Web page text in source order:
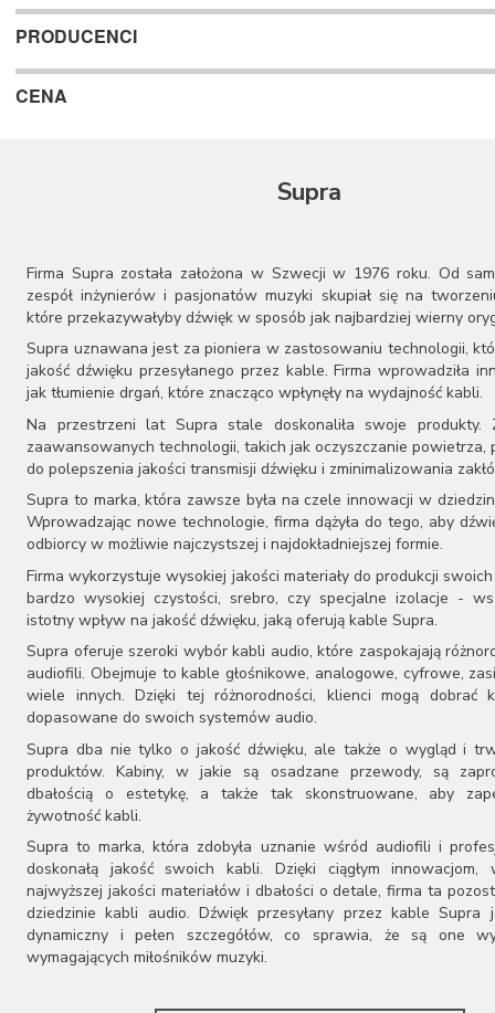
PRODUCENCI
CENA
Supra
Firma Supra została założona w Szwecji w 1976 roku. Od
zespół inżynierów i pasjonatów muzyki skupiał się na
które przekazywałyby dźwięk w sposób jak najbardziej wierny
Supra uznawana jest za pioniera w zastosowaniu technologii,
jakość dźwięku przesyłanego przez kable. Firma wprowadziła
jak tłumienie drgań, które znacząco wpłynęły na wydajność kabli.
Na przestrzeni lat Supra stale doskonaliła swoje produkty.
zaawansowanych technologii, takich jak oczyszczanie powietrza,
do polepszenia jakości transmisji dźwięku i zminimalizowania
Supra to marka, która zawsze była na czele innowacji w
Wprowadzając nowe technologie, firma dążyła do tego, aby
odbiorcy w możliwie najczystszej i najdokładniejszej formie.
Firma wykorzystuje wysokiej jakości materiały do produkcji
bardzo wysokiej czystości, srebro, czy specjalne izolacje -
istotny wpływ na jakość dźwięku, jaką oferują kable Supra.
Supra oferuje szeroki wybór kabli audio, które zaspokajają
audiofili. Obejmuje to kable głośnikowe, analogowe, cyfrowe,
wiele innych. Dzięki tej różnorodności, klienci mogą dobrać
dopasowane do swoich systemów audio.
Supra dba nie tylko o jakość dźwięku, ale także o wygląd i
produktów. Kabiny, w jakie są osadzane przewody, są
dbałością o estetykę, a także tak skonstruowane, aby
żywotność kabli.
Supra to marka, która zdobyła uznanie wśród audiofili i
doskonałą jakość swoich kabli. Dzięki ciągłym innowacjom,
najwyższej jakości materiałów i dbałości o detale, firma ta
dziedzinie kabli audio. Dźwięk przesyłany przez kable Supra
dynamiczny i pełen szczegółów, co sprawia, że są one
wymagających miłośników muzyki.